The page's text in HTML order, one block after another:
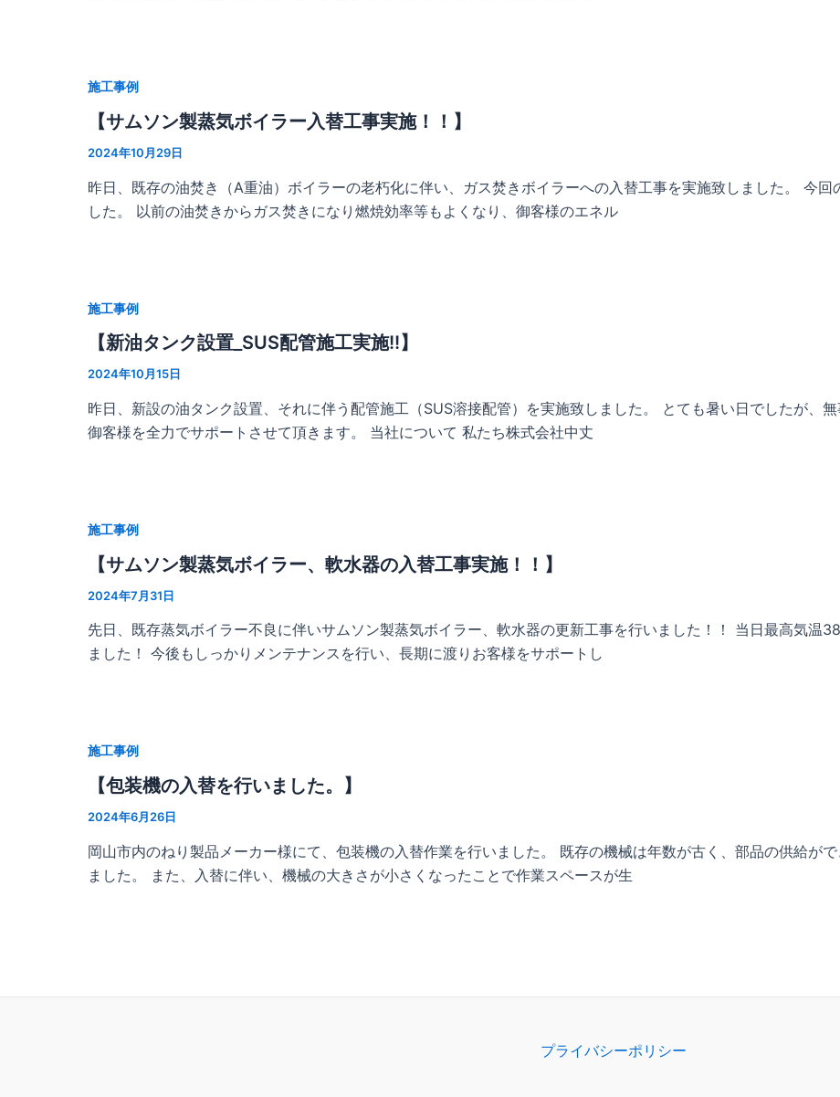
施工事例
【サムソン製蒸気ボイラー入替工事実施！！】
2024年10月29日
昨日、既存の油焚き（A重油）ボイラーの老朽化に伴い、ガス焚きボイラーへの入替工事を実施致しました。 今
した。 以前の油焚きからガス焚きになり燃焼効率等もよくなり、御客様のエネル
施工事例
【新油タンク設置_SUS配管施工実施!!】
2024年10月15日
昨日、新設の油タンク設置、それに伴う配管施工（SUS溶接配管）を実施致しました。 とても暑い日でしたが、
御客様を全力でサポートさせて頂きます。 当社について 私たち株式会社中丈
施工事例
【サムソン製蒸気ボイラー、軟水器の入替工事実施！！】
2024年7月31日
先日、既存蒸気ボイラー不良に伴いサムソン製蒸気ボイラー、軟水器の更新工事を行いました！！ 当日最高気温
ました！ 今後もしっかりメンテナンスを行い、長期に渡りお客様をサポートし
施工事例
【包装機の入替を行いました。】
2024年6月26日
岡山市内のねり製品メーカー様にて、包装機の入替作業を行いました。 既存の機械は年数が古く、部品の供給が
ました。 また、入替に伴い、機械の大きさが小さくなったことで作業スペースが生
プライバシーポリシー